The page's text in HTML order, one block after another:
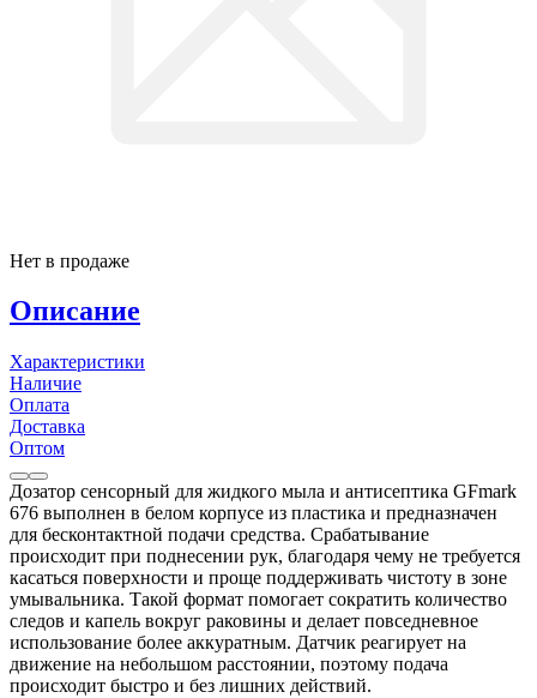
Нет в продаже
Описание
Характеристики
Наличие
Оплата
Доставка
Оптом
Дозатор сенсорный для жидкого мыла и антисептика GFmark
676 выполнен в белом корпусе из пластика и предназначен
для бесконтактной подачи средства. Срабатывание
происходит при поднесении рук, благодаря чему не требуется
касаться поверхности и проще поддерживать чистоту в зоне
умывальника. Такой формат помогает сократить количество
следов и капель вокруг раковины и делает повседневное
использование более аккуратным. Датчик реагирует на
движение на небольшом расстоянии, поэтому подача
происходит быстро и без лишних действий.